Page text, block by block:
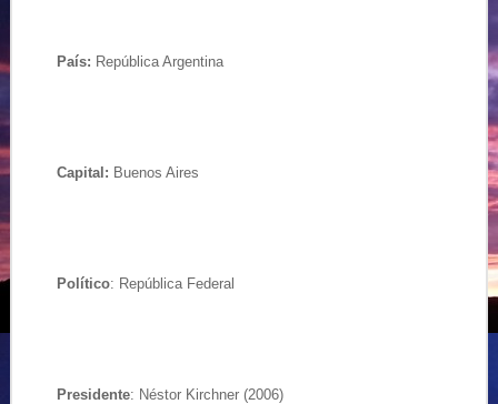
País: República Argentina
Capital: Buenos Aires
Político: República Federal
Presidente: Néstor Kirchner (2006)